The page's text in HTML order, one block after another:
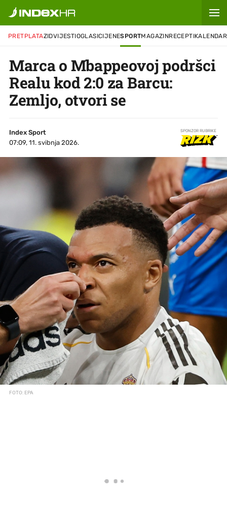
PRETPLATAZIDVIJESTIOGLASICIJENESPORTMAGAZINRECEPTIKALENDAR
Marca o Mbappeovoj podršci
Realu kod 2:0 za Barcu:
Zemljo, otvori se
Index Sport
07:09, 11. svibnja 2026.
SPONZOR RUBRIKE
FOTO: EPA